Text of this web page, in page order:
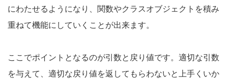
にわたせるようになり、関数やクラスオブジェクトを積み
重ねて機能にしていくことが出来ます。
ここでポイントとなるのが引数と戻り値です。適切な引数
を与えて、適切な戻り値を返してもらわないと上手くいか